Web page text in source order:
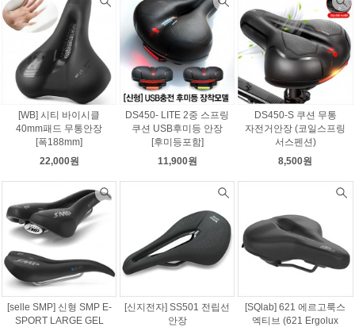
[WB] 시티 바이시클
40mm패드 무통안장
[폭188mm]
22,000원
DS450- LITE 2중 스프링
쿠션 USB후미등 안장
[후미등포함]
11,900원
DS450-S 쿠션 무통
자전거안장 (코일스프링
서스펜션)
8,500원
[selle SMP] 신형 SMP E-
SPORT LARGE GEL
[신지전자] SS501 전립선
안장
[SQlab] 621 에르고룩스
엑티브 (621 Ergolux